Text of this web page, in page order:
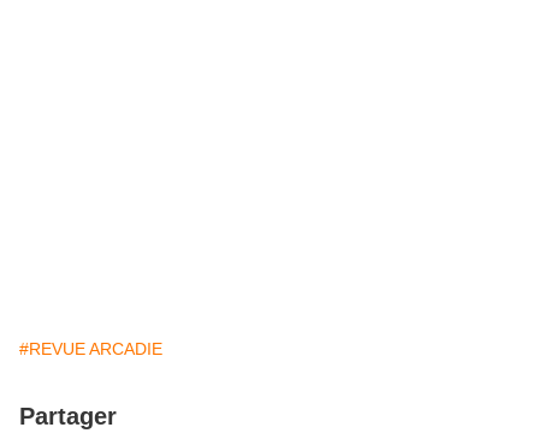
#REVUE ARCADIE
Partager